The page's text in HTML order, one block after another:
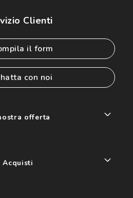
Clienti
il form
con noi
offerta
Acquisti